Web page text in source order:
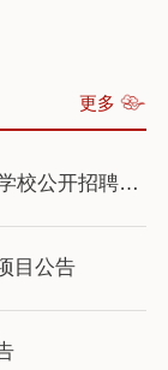
更多
2026年福建幼儿师范高等专科学校公开招聘工作人员综合成绩公布的通知
目公告